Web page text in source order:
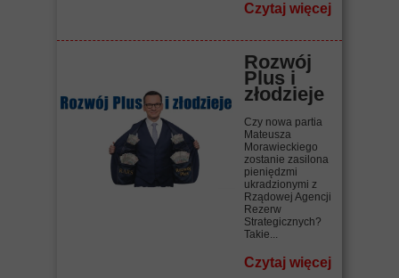
Czytaj więcej
Rozwój
Plus i
złodzieje
Czy nowa partia
Mateusza
Morawieckiego
zostanie zasilona
pieniędzmi
ukradzionymi z
Rządowej Agencji
Rezerw
Strategicznych?
Takie...
Czytaj więcej